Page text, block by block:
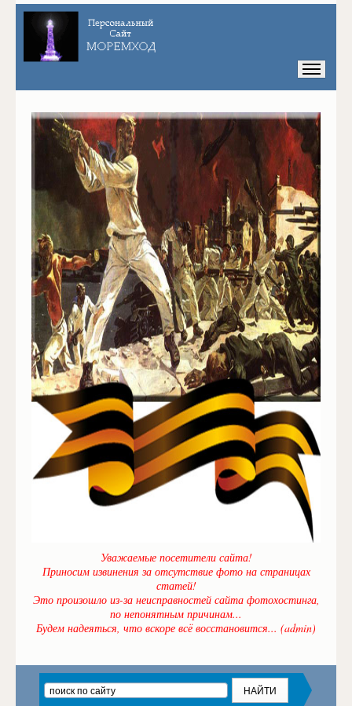
Уважаемые посетители сайта!
Приносим извинения за отсутствие фото на страницах
статей!
Это произошло из-за неисправностей сайта фотохостинга,
по непонятным причинам...
Будем надеяться, что вскоре всё восстановится... (admin)